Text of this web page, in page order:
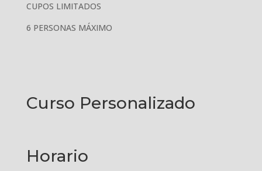
CUPOS LIMITADOS
6 PERSONAS MÁXIMO
Curso Personalizado
Horario